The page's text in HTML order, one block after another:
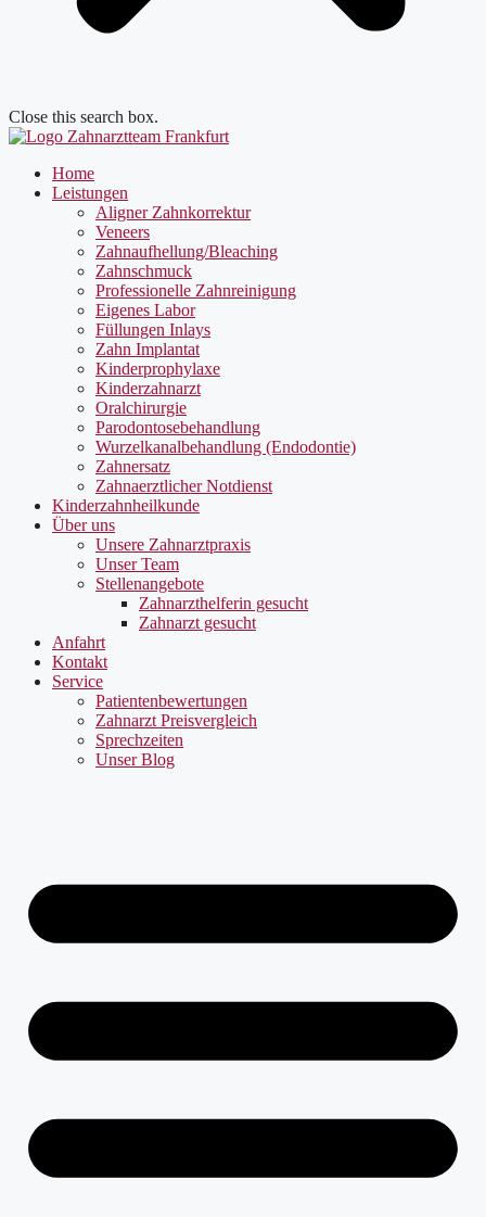
Close this search box.
Home
Leistungen
Aligner Zahnkorrektur
Veneers
Zahnaufhellung/Bleaching
Zahnschmuck
Professionelle Zahnreinigung
Eigenes Labor
Füllungen Inlays
Zahn Implantat
Kinderprophylaxe
Kinderzahnarzt
Oralchirurgie
Parodontosebehandlung
Wurzelkanalbehandlung (Endodontie)
Zahnersatz
Zahnaerztlicher Notdienst
Kinderzahnheilkunde
Über uns
Unsere Zahnarztpraxis
Unser Team
Stellenangebote
Zahnarzthelferin gesucht
Zahnarzt gesucht
Anfahrt
Kontakt
Service
Patientenbewertungen
Zahnarzt Preisvergleich
Sprechzeiten
Unser Blog